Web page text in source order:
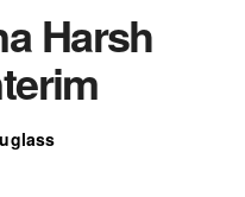
Harsh